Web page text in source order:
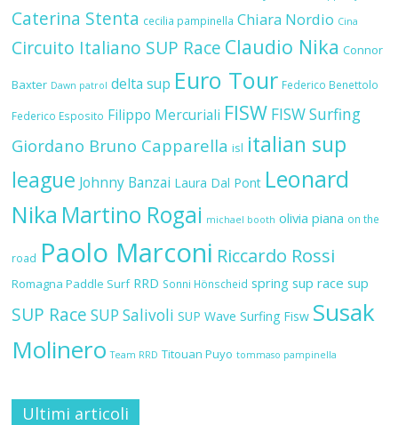
Caterina Stenta cecilia pampinella Chiara Nordio Cina
Circuito Italiano SUP Race Claudio Nika Connor
Baxter Dawn patrol delta sup Euro Tour Federico Benettolo
Federico Esposito Filippo Mercuriali FISW FISW Surfing
Giordano Bruno Capparella isl italian sup
league Johnny Banzai Laura Dal Pont Leonard
Nika Martino Rogai michael booth olivia piana on the
road Paolo Marconi Riccardo Rossi
Romagna Paddle Surf RRD Sonni Hönscheid spring sup race sup
SUP Race SUP Salivoli SUP Wave Surfing Fisw Susak
Molinero Team RRD Titouan Puyo tommaso pampinella
Ultimi articoli